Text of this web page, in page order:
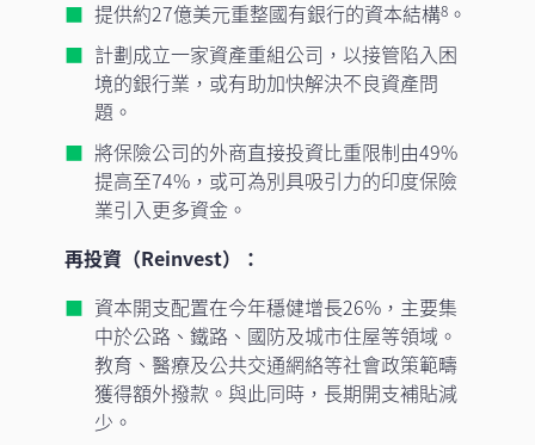
提供約27億美元重整國有銀行的資本結構8。
計劃成立一家資產重組公司，以接管陷入困
境的銀行業，或有助加快解決不良資產問
題。
將保險公司的外商直接投資比重限制由49%
提高至74%，或可為別具吸引力的印度保險
業引入更多資金。
再投資（Reinvest）：
資本開支配置在今年穩健增長26%，主要集
中於公路、鐵路、國防及城市住屋等領域。
教育、醫療及公共交通網絡等社會政策範疇
獲得額外撥款。與此同時，長期開支補貼減
少。